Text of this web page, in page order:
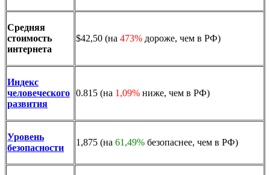
Средняя
стоимость
интернета
$42,50 (на 473% дороже, чем в РФ)
Индекс
человеческого
развития
0.815 (на 1,09% ниже, чем в РФ)
Уровень
безопасности
1,875 (на 61,49% безопаснее, чем в РФ)